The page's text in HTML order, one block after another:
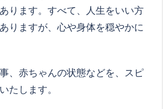
ります。すべて、人生をいい方
りますが、心や身体を穏やかに
、赤ちゃんの状態などを、スピ
たします。